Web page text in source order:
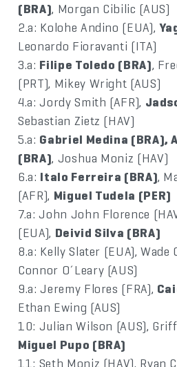
(BRA), Morgan Cibilic (AUS)
2.a: Kolohe Andino (EUA),
Leonardo Fioravanti (ITA)
3.a: Filipe Toledo (BRA),
(PRT), Mikey Wright (AUS)
4.a: Jordy Smith (AFR),
Sebastian Zietz (HAV)
5.a: Gabriel Medina (BRA),
(BRA), Joshua Moniz (HAV)
6.a: Italo Ferreira (BRA),
(AFR), Miguel Tudela (PER)
7.a: John John Florence
(EUA), Deivid Silva (BRA)
8.a: Kelly Slater (EUA), Wade
Connor O´Leary (AUS)
9.a: Jeremy Flores (FRA),
Ethan Ewing (AUS)
10: Julian Wilson (AUS),
Miguel Pupo (BRA)
11: Seth Moniz (HAV), Ryan